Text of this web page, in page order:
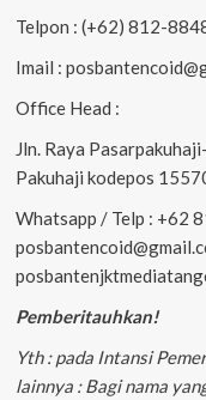
Telpon : (+62) 812-
Imail :
Office Head :
Jln. Raya
Pakuhaji kodepos
Whatsapp / Telp : +62
Pemberitauhkan!
Yth : pada Intansi
lainnya : Bagi nama